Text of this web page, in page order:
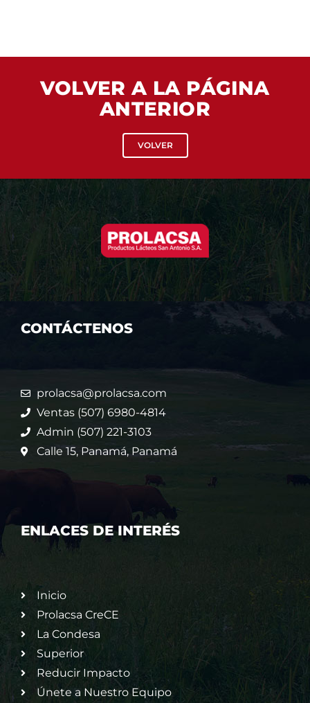
VOLVER A LA PÁGINA
ANTERIOR
VOLVER
CONTÁCTENOS
prolacsa@prolacsa.com
Ventas (507) 6980-4814
Admin (507) 221-3103
Calle 15, Panamá, Panamá
ENLACES DE INTERÉS
Inicio
Prolacsa CreCE
La Condesa
Superior
Reducir Impacto
Únete a Nuestro Equipo